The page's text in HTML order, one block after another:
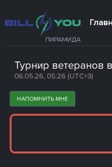
ПИРАМИДА
Турнир ветеранов
06.05.26, 05:26 (UTC+3)
НАПОМНИТЬ МНЕ